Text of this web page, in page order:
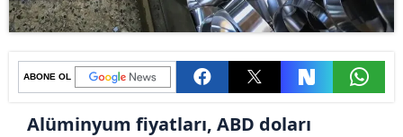
ABONE OL
Alüminyum fiyatları, ABD doları